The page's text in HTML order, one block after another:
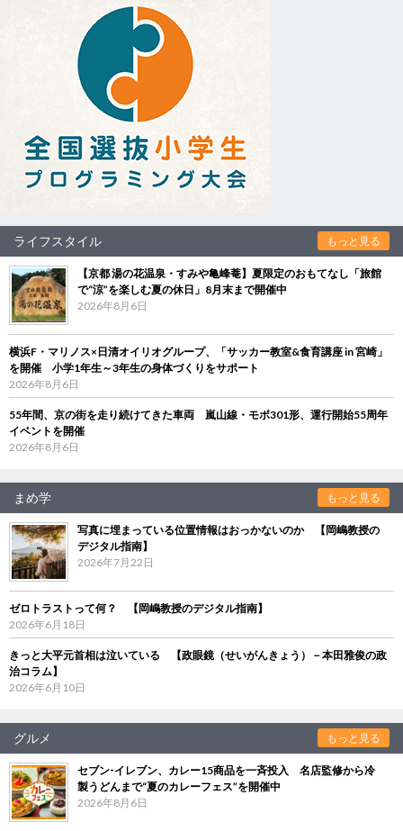
ライフスタイル もっと見る
【京都 湯の花温泉・すみや亀峰菴】夏限定のおもてなし「旅館
で“涼”を楽しむ夏の休日」8月末まで開催中
2026年8月6日
横浜F・マリノス×日清オイリオグループ、「サッカー教室&食育講座 in 宮崎」
を開催 小学1年生～3年生の身体づくりをサポート
2026年8月6日
55年間、京の街を走り続けてきた車両 嵐山線・モボ301形、運行開始55周年
イベントを開催
2026年8月6日
まめ学 もっと見る
写真に埋まっている位置情報はおっかないのか 【岡嶋教授の
デジタル指南】
2026年7月22日
ゼロトラストって何？ 【岡嶋教授のデジタル指南】
2026年6月18日
きっと大平元首相は泣いている 【政眼鏡（せいがんきょう）－本田雅俊の政
治コラム】
2026年6月10日
グルメ もっと見る
セブン‐イレブン、カレー15商品を一斉投入 名店監修から冷
製うどんまで“夏のカレーフェス”を開催中
2026年8月6日